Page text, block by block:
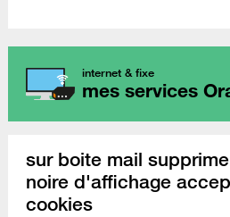
internet & fixe
mes services
sur boite mail
noire d'affichage
cookies